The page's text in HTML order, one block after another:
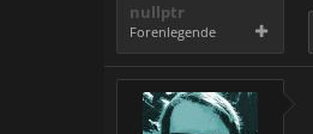
nullptr
Forenlegende